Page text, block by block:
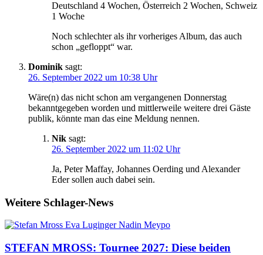
Deutschland 4 Wochen, Österreich 2 Wochen, Schweiz
1 Woche
Noch schlechter als ihr vorheriges Album, das auch
schon „gefloppt“ war.
Dominik sagt:
26. September 2022 um 10:38 Uhr
Wäre(n) das nicht schon am vergangenen Donnerstag
bekanntgegeben worden und mittlerweile weitere drei Gäste
publik, könnte man das eine Meldung nennen.
Nik sagt:
26. September 2022 um 11:02 Uhr
Ja, Peter Maffay, Johannes Oerding und Alexander
Eder sollen auch dabei sein.
Weitere Schlager-News
STEFAN MROSS: Tournee 2027: Diese beiden